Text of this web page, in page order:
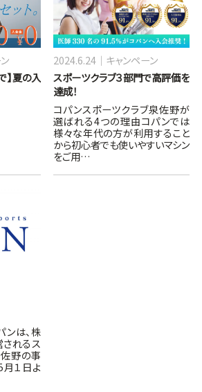
】夏の入
スポーツクラブ３部門で高評価を
達成！
2024.6.24 キャンペーン
コパンスポーツクラブ泉佐野が
選ばれる4つの理由コパンでは
様々な年代の方が利用すること
から初心者でも使いやすいマシン
をご用…
ンは、株
れるス
野の事
１日よ